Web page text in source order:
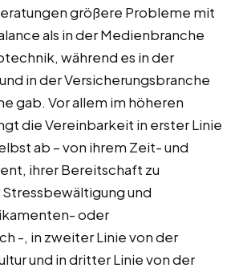
größere Probleme mit
als in der Medienbranche
während es in der
in der Versicherungsbranche
gab. Vor allem im höheren
die Vereinbarkeit in erster Linie
ab – von ihrem Zeit- und
ihrer Bereitschaft zu
und
oder
-, in zweiter Linie von der
und in dritter Linie von der